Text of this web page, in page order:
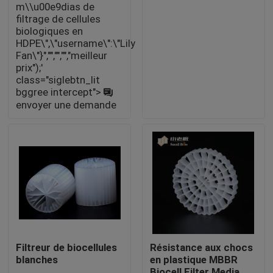
Visite d'usine
Contrôle de qualité
Contactez-nous
Demandez une citation
Bio médias de MBBR
m\\u00e9dias de
filtrage de cellules
biologiques en
HDPE\",\"username\":\"Lily
Fan\"}","","","","meilleur
prix");'
class="siglebtn_lit
bggree intercept">
envoyer une demande
Filtreur de biocellules
blanches
Résistance aux chocs
en plastique MBBR